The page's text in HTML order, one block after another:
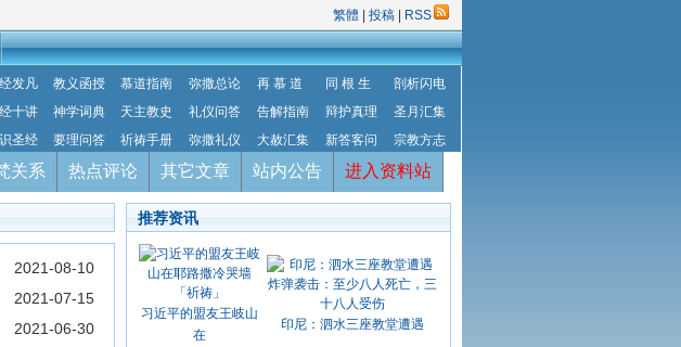
繁體 投稿 RSS
发凡 教义函授 慕道指南 弥撒总论 再 慕 道 同 根 生
剖析闪电
十讲 神学词典 天主教史 礼仪问答 告解指南 辩护真理
圣月汇集
圣经 要理问答 祈祷手册 弥撒礼仪 大赦汇集 新答客问 宗教方志
关系 热点评论 其它文章 站内公告 进入资料站
2021-08-10
2021-07-15
2021-06-30
推荐资讯
习近平的盟友王岐山
在
印尼：泗水三座教堂遭遇